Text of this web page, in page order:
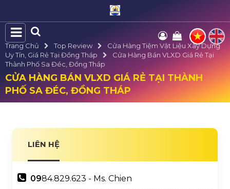
Trang Chủ Top Review
Cửa Hàng Tiệm Vật Liệu Xây Dựng
Uy Tín, Giá Rẻ Tại Đồng Tháp
Cửa Hàng Bán VLXD Giá Rẻ Tại
Thành Phố Sa Đéc, Đồng Tháp
CỬA HÀNG BÁN VLXD GIÁ RẺ TẠI THÀNH
PHỐ SA ĐÉC, ĐỒNG THÁP
LIÊN HỆ
0984.829.623 - Ms. Chien